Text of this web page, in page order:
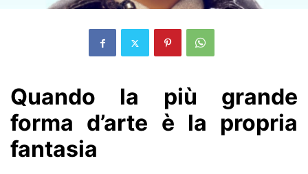
Quando la più grande
forma d’arte è la propria
fantasia